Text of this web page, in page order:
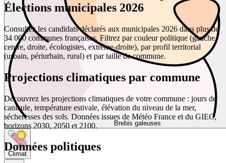
Brebis galeuses
Climat
Élections municipales 2026
Consultez les candidats déclarés aux municipales 2026 dans plus de
34 000 communes françaises. Filtrez par couleur politique (gauche,
centre, droite, écologistes, extrême-droite), par profil territorial
(urbain, périurbain, rural) et par taille de commune.
Projections climatiques par commune
Découvrez les projections climatiques de votre commune : jours de
canicule, température estivale, élévation du niveau de la mer,
sécheresses des sols. Données issues de Météo France et du GIEC,
horizons 2030, 2050 et 2100.
Données politiques